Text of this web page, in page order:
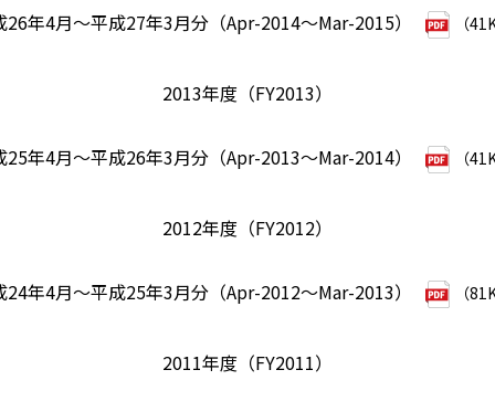
26年4月～平成27年3月分（Apr-2014～Mar-2015） （
2013年度（FY2013）
25年4月～平成26年3月分（Apr-2013～Mar-2014） （
2012年度（FY2012）
24年4月～平成25年3月分（Apr-2012～Mar-2013） （
2011年度（FY2011）